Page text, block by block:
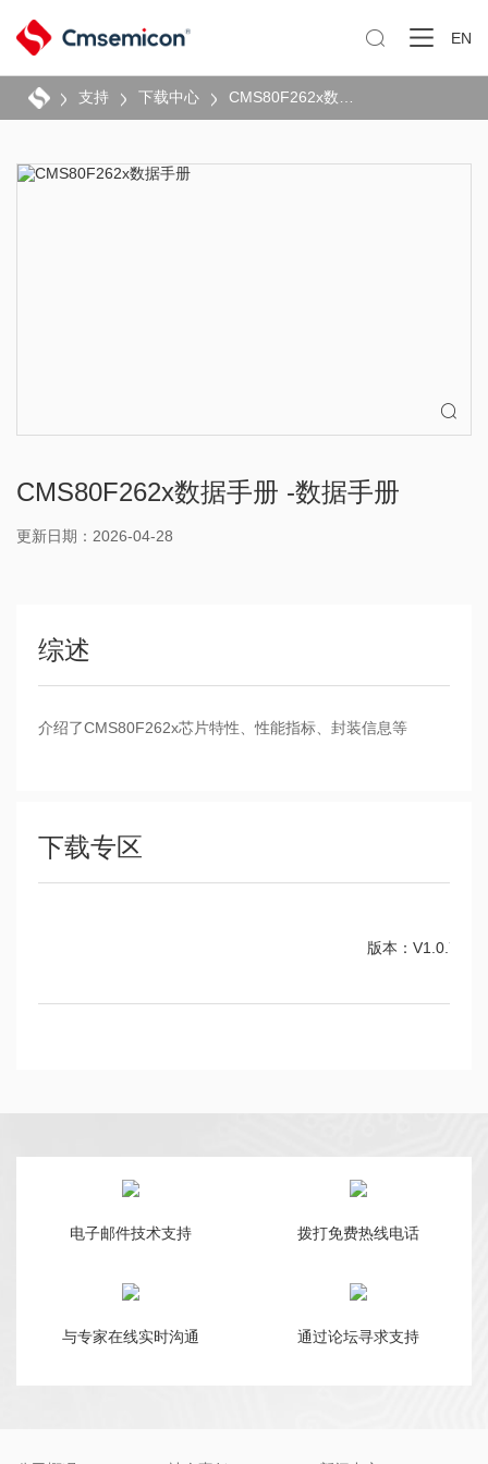
 EN
支持 下载中心

CMS80F262x数据手册 -数据手册
更新日期：2026-04-28
综述
介绍了CMS80F262x芯片特性、性能指标、封装信息等
下载专区
版本：V1.0.7
电子邮件技术支持 拨打免费热线电话
与专家在线实时沟通 通过论坛寻求支持